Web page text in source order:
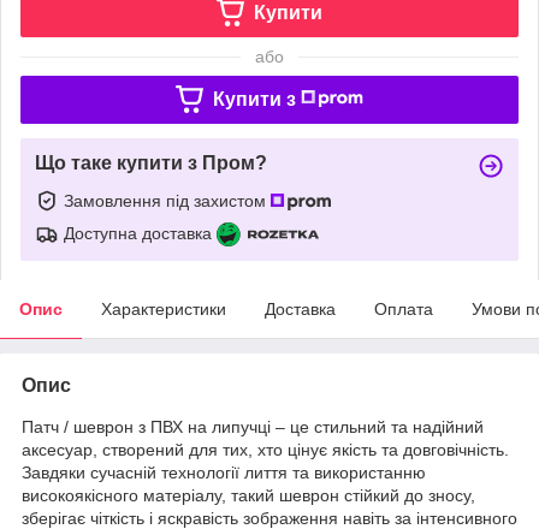
Купити
або
Купити з
Що таке купити з Пром?
Замовлення під захистом
Доступна доставка
Опис Характеристики Доставка Оплата Умови
Опис
Патч / шеврон з ПВХ на липучці – це стильний та надійний
аксесуар, створений для тих, хто цінує якість та довговічність.
Завдяки сучасній технології лиття та використанню
високоякісного матеріалу, такий шеврон стійкий до зносу,
зберігає чіткість і яскравість зображення навіть за інтенсивного